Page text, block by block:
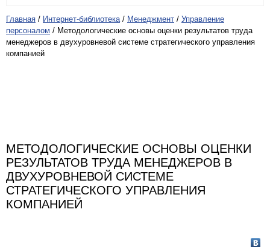
Главная / Интернет-библиотека / Менеджмент / Управление
персоналом / Методологические основы оценки результатов труда
менеджеров в двухуровневой системе стратегического управления
компанией
МЕТОДОЛОГИЧЕСКИЕ ОСНОВЫ ОЦЕНКИ
РЕЗУЛЬТАТОВ ТРУДА МЕНЕДЖЕРОВ В
ДВУХУРОВНЕВОЙ СИСТЕМЕ
СТРАТЕГИЧЕСКОГО УПРАВЛЕНИЯ
КОМПАНИЕЙ